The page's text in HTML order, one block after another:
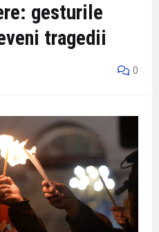
gesturile
tragedii
0